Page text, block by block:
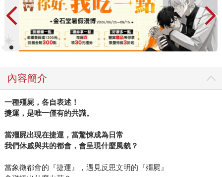
內容簡介
一種殭屍，各自表述！
捷運，是唯一僅有的共識。
當殭屍出現在捷運，當驚悚成為日常
我們休戚與共的都會，會呈現什麼風貌？
當象徵都會的『捷運』，遇見反思文明的『殭屍』